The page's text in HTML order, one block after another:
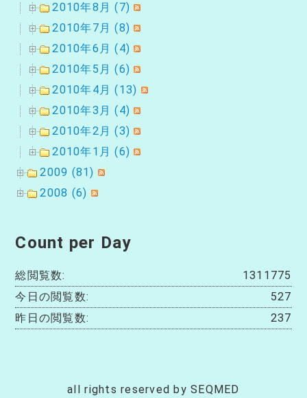
2010年8月 (7)
2010年7月 (8)
2010年6月 (4)
2010年5月 (6)
2010年4月 (13)
2010年3月 (4)
2010年2月 (3)
2010年1月 (6)
2009 (81)
2008 (6)
Count per Day
1311775
総閲覧数:
527
今日の閲覧数:
237
昨日の閲覧数:
all rights reserved by SEQMED